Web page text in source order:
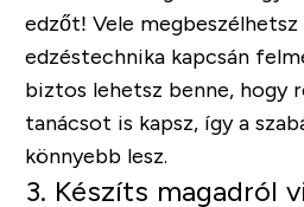
edzőt! Vele megbeszélhetsz
edzéstechnika kapcsán
biztos lehetsz benne, hogy
tanácsot is kapsz, így a
könnyebb lesz.
3. Készíts magadról